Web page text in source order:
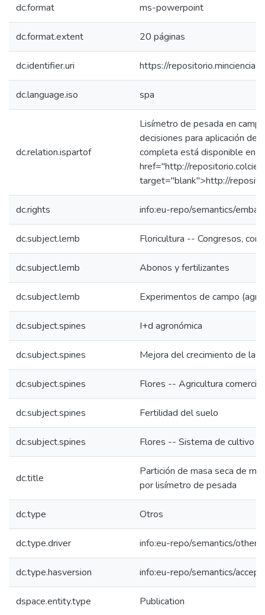
dc.format ms-powerpoint
dc.format.extent 20 páginas
dc.identifier.uri https://
dc.language.iso spa
dc.relation.ispartof
Lisímetro de pesada en
decisiones para aplicación de
completa está disponible en :
href="http://
target="blank">http://
dc.rights info:eu-repo/semantics/
dc.subject.lemb Floricultura -- Congresos,
dc.subject.lemb Abonos y fertilizantes
dc.subject.lemb Experimentos de campo
dc.subject.spines I+d agronómica
dc.subject.spines Mejora del crecimiento de las
dc.subject.spines Flores -- Agricultura comercial
dc.subject.spines Fertilidad del suelo
dc.subject.spines Flores -- Sistema de cultivo
dc.title
Partición de masa seca de
por lisímetro de pesada
dc.type Otros
dc.type.driver info:eu-repo/semantics/
dc.type.hasversion info:eu-repo/semantics/
dspace.entity.type Publication